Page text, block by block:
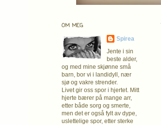
OM MEG
Spirea
Jente i sin
beste alder,
og med mine skjønne små
barn, bor vi i landidyll, nær
sjø og vakre strender.
Livet gir oss spor i hjertet. Mitt
hjerte bærer på mange arr,
etter både sorg og smerte,
men det er også fylt av dype,
uslettelige spor, etter sterke